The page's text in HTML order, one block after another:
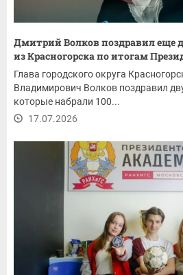
Дмитрий Волков поздравил еще
из Красногорска по итогам
Глава городского округа
Владимирович Волков поздравил
которые набрали 100...
17.07.2026